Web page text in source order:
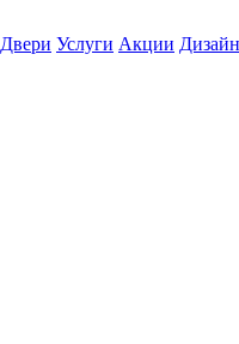
Двери Услуги Акции